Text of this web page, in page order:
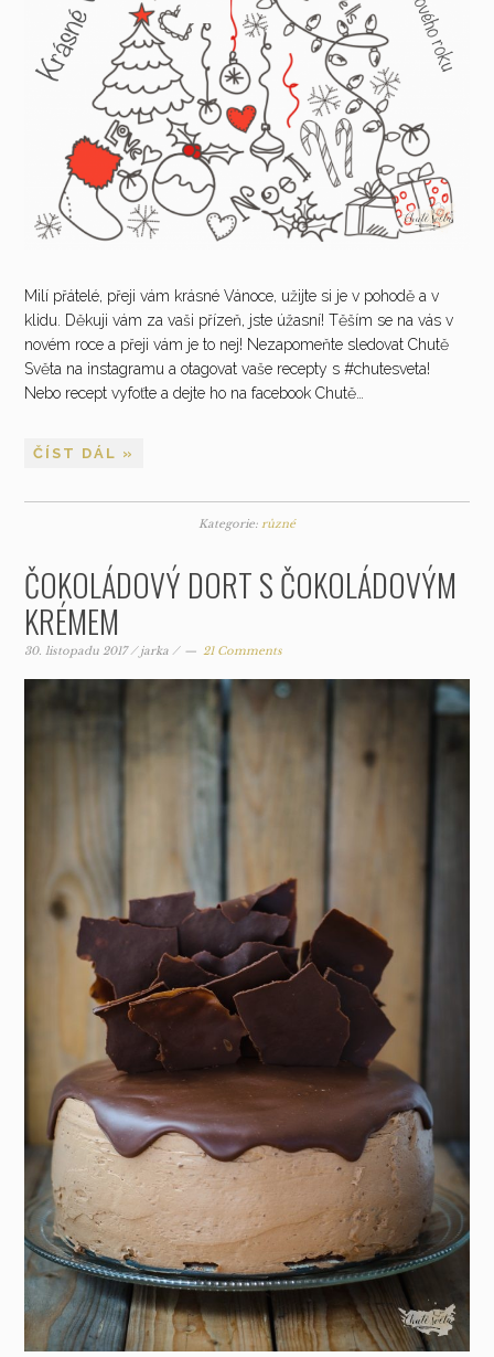
Milí přátelé, přeji vám krásné Vánoce, užijte si je v pohodě a v
klidu. Děkuji vám za vaši přízeň, jste úžasní! Těším se na vás v
novém roce a přeji vám je to nej! Nezapomeňte sledovat Chutě
Světa na instagramu a otagovat vaše recepty s #chutesveta!
Nebo recept vyfoťte a dejte ho na facebook Chutě…
ČÍST DÁL »
Kategorie: různé
ČOKOLÁDOVÝ DORT S ČOKOLÁDOVÝM
KRÉMEM
30. listopadu 2017/jarka / 21 Comments